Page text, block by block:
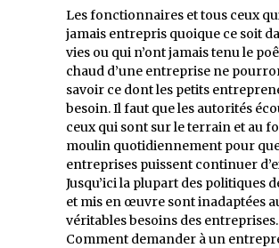
Les fonctionnaires et tous ceux
jamais entrepris quoique ce soit
vies ou qui n’ont jamais tenu le
chaud d’une entreprise ne
savoir ce dont les petits
besoin. Il faut que les autorités
ceux qui sont sur le terrain et au
moulin quotidiennement pour
entreprises puissent continuer
Jusqu’ici la plupart des politiques
et mis en œuvre sont inadaptées
véritables besoins des entreprises.
Comment demander à un